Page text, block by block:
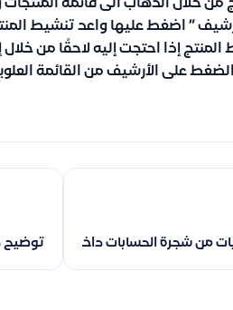
من خلال الذهاب الى قائمة
” اضغط عليها واعد تنشيط
إذا احتجت إليه لاحقًا من خلال
على الأرشيف من القائمة
من شجرة الحسابات داخل فاتورةتوضيح